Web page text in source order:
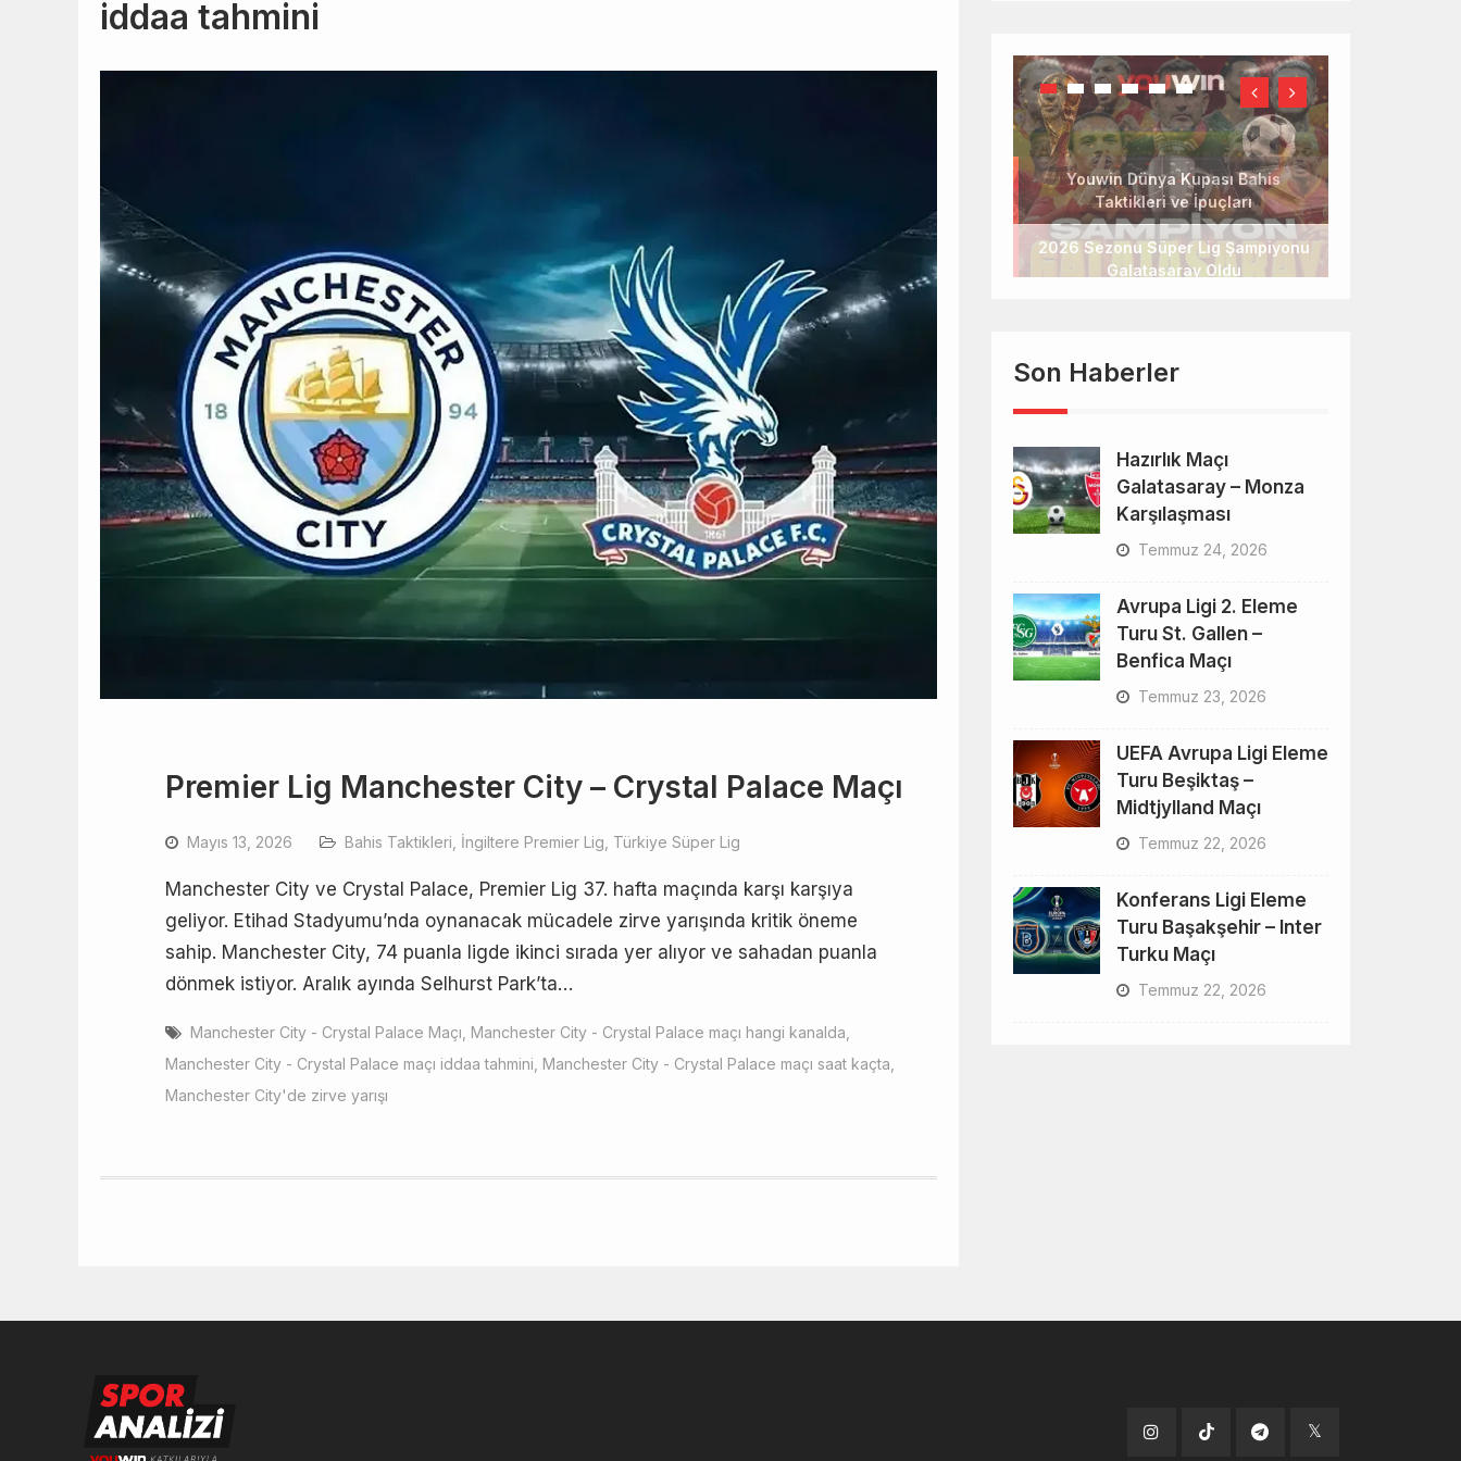
iddaa tahmini
Premier Lig Manchester City – Crystal Palace Maçı
Mayıs 13, 2026 Bahis Taktikleri İngiltere Premier Lig Türkiye Süper Lig
Manchester City ve Crystal Palace, Premier Lig 37. hafta maçında karşı karşıya
geliyor. Etihad Stadyumu’nda oynanacak mücadele zirve yarışında kritik öneme
sahip. Manchester City, 74 puanla ligde ikinci sırada yer alıyor ve sahadan puanla
dönmek istiyor. Aralık ayında Selhurst Park’ta…
Manchester City - Crystal Palace Maçı Manchester City - Crystal Palace maçı hangi kanalda
Manchester City - Crystal Palace maçı iddaa tahmini Manchester City - Crystal Palace maçı saat kaçta
Manchester City'de zirve yarışı
2026 Sezonu Süper Lig Şampiyonu
Galatasaray Oldu
Son Haberler
Hazırlık Maçı
Galatasaray – Monza
Karşılaşması
Temmuz 24, 2026
Avrupa Ligi 2. Eleme
Turu St. Gallen –
Benfica Maçı
Temmuz 23, 2026
UEFA Avrupa Ligi Eleme
Turu Beşiktaş –
Midtjylland Maçı
Temmuz 22, 2026
Konferans Ligi Eleme
Turu Başakşehir – Inter
Turku Maçı
Temmuz 22, 2026
Tiktok